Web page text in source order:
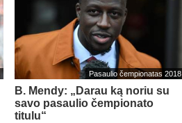
Pasaulio čempionatas 2018
B. Mendy: „Darau ką noriu su
savo pasaulio čempionato
titulu“